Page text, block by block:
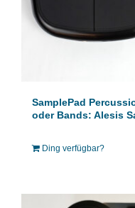
SamplePad
oder Bands: Alesis
Ding verfügbar?